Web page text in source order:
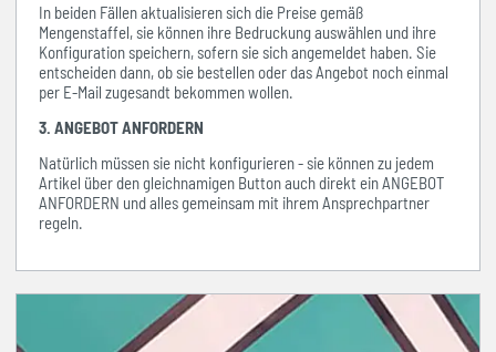
In beiden Fällen aktualisieren sich die Preise gemäß
Mengenstaffel, sie können ihre Bedruckung auswählen und ihre
Konfiguration speichern, sofern sie sich angemeldet haben. Sie
entscheiden dann, ob sie bestellen oder das Angebot noch einmal
per E-Mail zugesandt bekommen wollen.
3. ANGEBOT ANFORDERN
Natürlich müssen sie nicht konfigurieren - sie können zu jedem
Artikel über den gleichnamigen Button auch direkt ein ANGEBOT
ANFORDERN und alles gemeinsam mit ihrem Ansprechpartner
regeln.